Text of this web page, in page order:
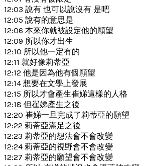
12:03 說有 也可以說沒有 是吧
12:05 說有的意思是
12:06 本來你就被設定他的願望
12:09 所以你才出生
12:10 所以他一定有的
12:11 就好像莉蒂亞
12:12 他是因為他有個願望
12:14 想要在文學上發展
12:15 所以才會產生崔娣這樣的人格
12:18 但崔娣產生之後
12:20 崔娣一旦完成了莉蒂亞的願望
12:22 莉蒂亞滿足之後
12:23 莉蒂亞的想法會不會改變
12:24 莉蒂亞的視野會不會改變
12:27 莉蒂亞的願望會不會改變